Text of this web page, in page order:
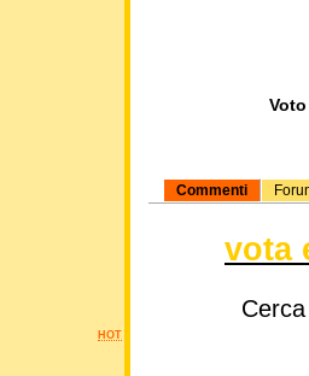
Commenti
vota
HOT